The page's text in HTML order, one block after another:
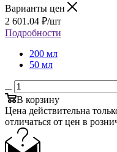
Варианты цен
2 601.04 ₽/шт
Подробности
200 мл
50 мл
В корзину
Цена действительна
отличаться от цен в